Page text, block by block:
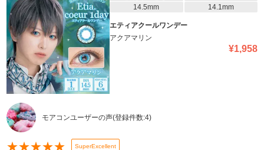
14.5mm
14.1mm
エティアクールワンデー
アクアマリン
¥1,958
モアコンユーザーの声(登録件数:4)
★★★★★ SuperExcellent